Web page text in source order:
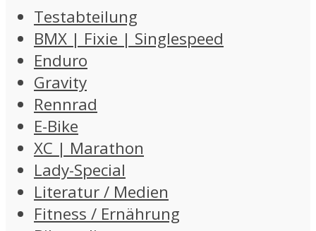
Testabteilung
BMX | Fixie | Singlespeed
Enduro
Gravity
Rennrad
E-Bike
XC | Marathon
Lady-Special
Literatur / Medien
Fitness / Ernährung